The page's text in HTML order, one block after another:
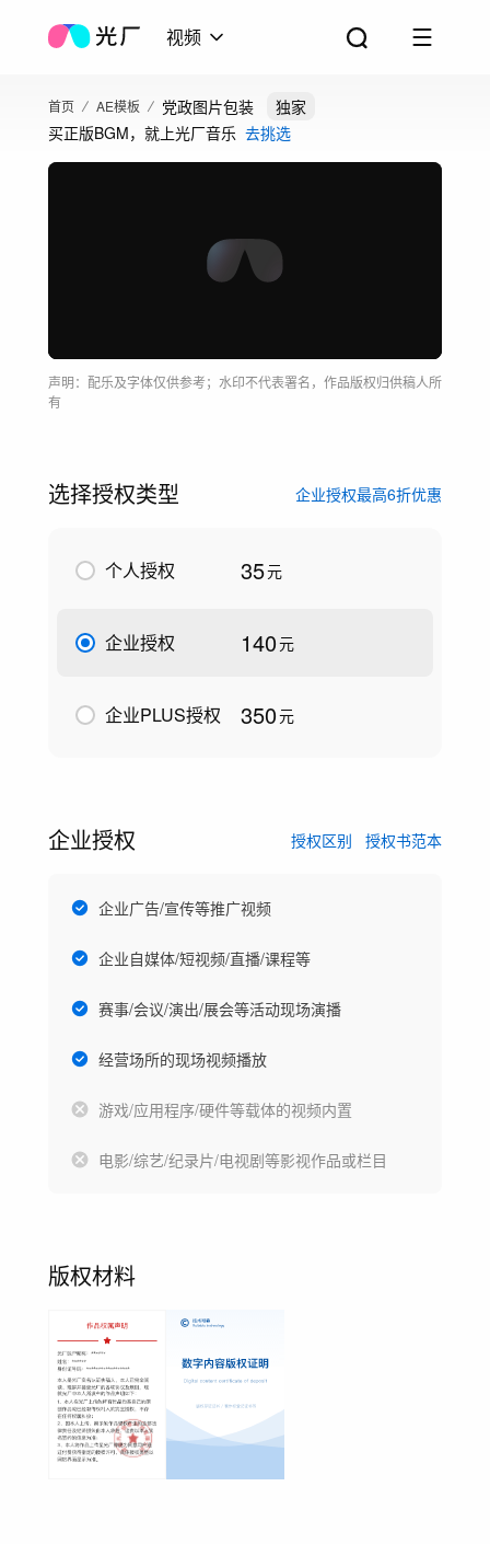
视频
首页 AE模板 党政图片包装
独家
买正版BGM，就上光厂音乐 去挑选
声明：配乐及字体仅供参考；水印不代表署名，作品版权归供稿人所
有
选择授权类型 企业授权最高6折优惠
个人授权 35元
企业授权 140元
企业PLUS授权 350元
企业授权 授权区别 授权书范本
企业广告/宣传等推广视频
企业自媒体/短视频/直播/课程等
赛事/会议/演出/展会等活动现场演播
经营场所的现场视频播放
游戏/应用程序/硬件等载体的视频内置
电影/综艺/纪录片/电视剧等影视作品或栏目
版权材料